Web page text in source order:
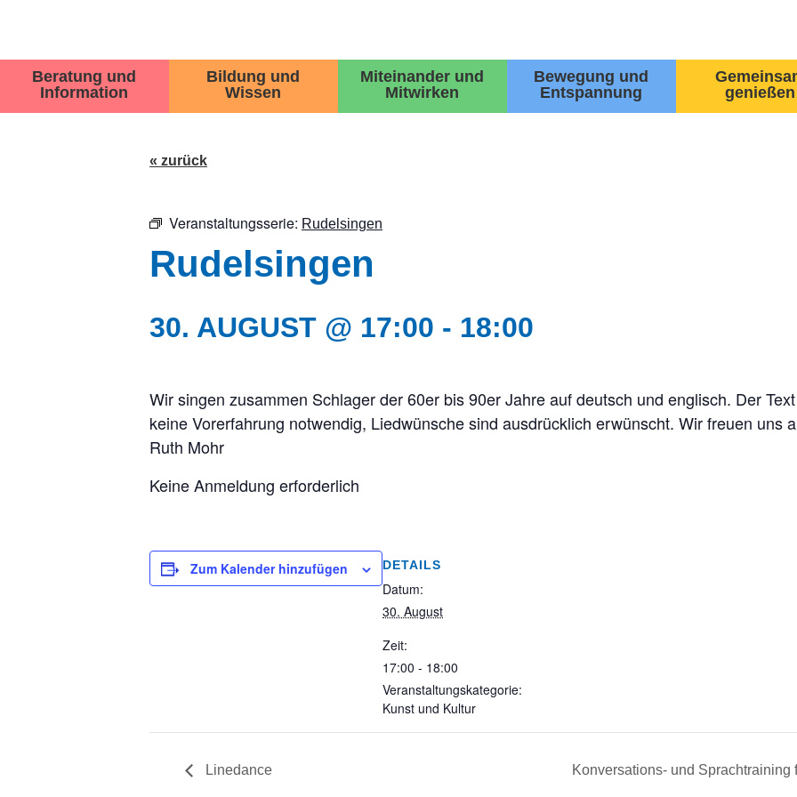
Beratung und
Information
Bildung und
Wissen
Miteinander und
Mitwirken
Bewegung und
Entspannung
genießen
« zurück
Veranstaltungsserie: Rudelsingen
Rudelsingen
30. AUGUST @ 17:00 - 18:00
Wir singen zusammen Schlager der 60er bis 90er Jahre auf deutsch und englisch. Der
keine Vorerfahrung notwendig, Liedwünsche sind ausdrücklich erwünscht. Wir freuen uns
Ruth Mohr
Keine Anmeldung erforderlich
Zum Kalender hinzufügen DETAILS
Datum:
30. August
Zeit:
17:00 - 18:00
Veranstaltungskategorie:
Kunst und Kultur
Linedance Konversations- und